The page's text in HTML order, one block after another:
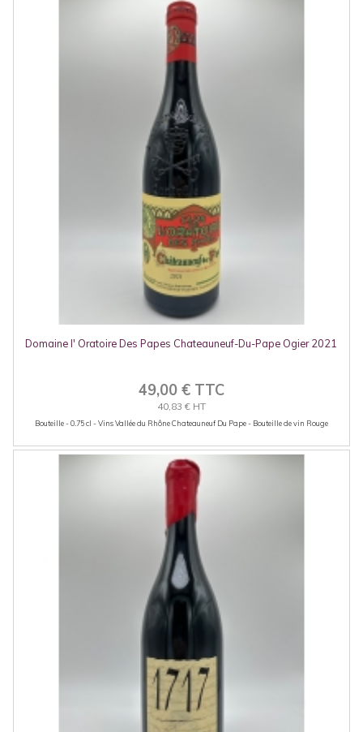
Domaine l' Oratoire Des Papes Chateauneuf-Du-Pape Ogier 2021
49,00 € TTC
40,83 € HT
Bouteille - 0.75 cl - Vins Vallée du Rhône Chateauneuf Du Pape - Bouteille de vin Rouge